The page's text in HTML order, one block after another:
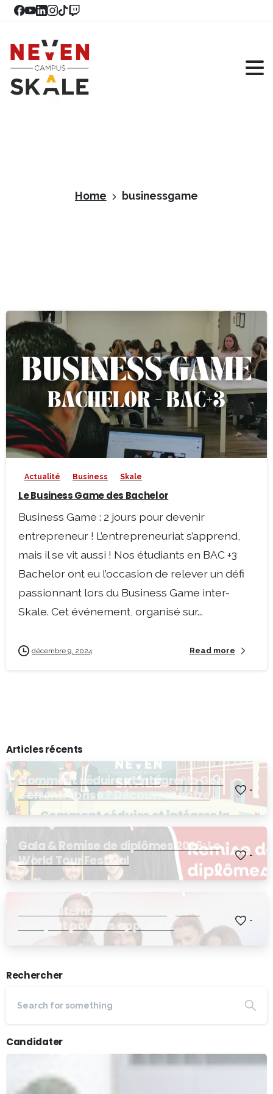
Home businessgame
0 -
Actualité Business Skale
Le Business Game des Bachelor
Business Game : 2 jours pour devenir
entrepreneur ! L’entrepreneuriat s’apprend,
mais il se vit aussi ! Nos étudiants en BAC +3
Bachelor ont eu l’occasion de relever un défi
passionnant lors du Business Game inter-
Skale. Cet événement, organisé sur...
décembre 9, 2024 Read more
Articles récents
Comment séduire et intégrer la Gen
Z en entreprise ? Découvrez notre
Afterwork RH !
-
Gala & Remise de diplômes 2026: Le
World Tour Festival
-
Aides alternance 2026 : Le guide
complet pour les apprentis
-
Rechercher
Candidater